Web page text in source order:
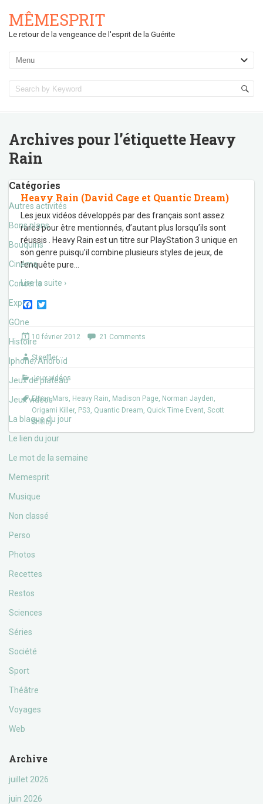
MÊMESPRIT
Le retour de la vengeance de l'esprit de la Guérite
Archives pour l’étiquette Heavy
Rain
Catégories
Autres activités
Bons plans
Bouquins
Cinéma
Concerts
Expos
GOne
Histoire
Iphone/Androïd
Jeux de plateau
Jeux vidéos
La blague du jour
Le lien du jour
Le mot de la semaine
Memesprit
Musique
Non classé
Perso
Photos
Recettes
Restos
Sciences
Séries
Société
Sport
Théâtre
Voyages
Web
Archive
juillet 2026
juin 2026
Heavy Rain (David Cage et Quantic Dream)
Les jeux vidéos développés par des français sont assez
rares pour être mentionnés, d’autant plus lorsqu’ils sont
réussis . Heavy Rain est un titre sur PlayStation 3 unique en
son genre puisqu’il combine plusieurs styles de jeux, de
l’enquête pure
Lire la suite ›
F
e
b
o
t
t
r
10 février 2012 21 Comments
Stoeffler
Jeux vidéos
Ethan Mars, Heavy Rain, Madison Page, Norman Jayden,
Origami Killer, PS3, Quantic Dream, Quick Time Event, Scott
Shelby